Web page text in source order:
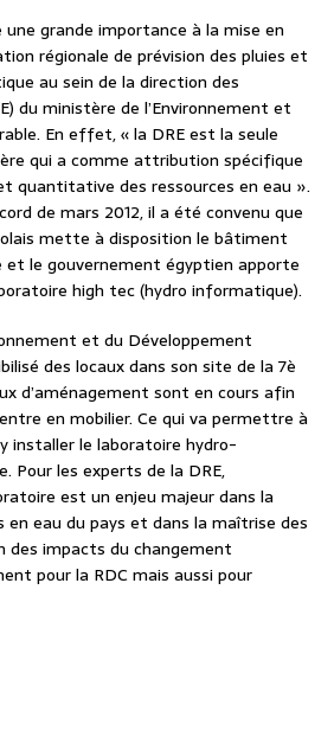
une grande importance à la mise en
régionale de prévision des pluies et
au sein de la direction des
du ministère de l’Environnement et
En effet, « la DRE est la seule
qui a comme attribution spécifique
quantitative des ressources en eau ».
de mars 2012, il a été convenu que
mette à disposition le bâtiment
le gouvernement égyptien apporte
high tec (hydro informatique).
et du Développement
des locaux dans son site de la 7è
d’aménagement sont en cours afin
en mobilier. Ce qui va permettre à
installer le laboratoire hydro-
Pour les experts de la DRE,
est un enjeu majeur dans la
en eau du pays et dans la maîtrise des
des impacts du changement
pour la RDC mais aussi pour